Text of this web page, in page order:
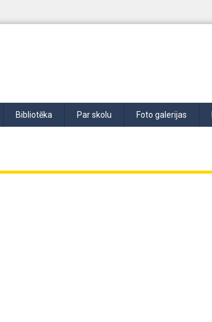
Bibliotēka Par skolu Foto galerijas